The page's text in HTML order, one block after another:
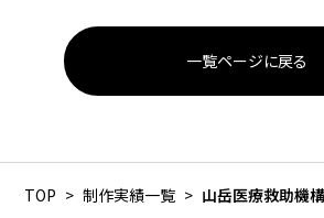
一覧ページに戻る
TOP 制作実績一覧 山岳医療救助機